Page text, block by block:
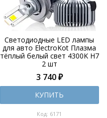
Светодиодные LED лампы
для авто ElectroKot Плазма
тёплый белый свет 4300K H7
2 шт
3 740 ₽
КУПИТЬ
Код: 6171